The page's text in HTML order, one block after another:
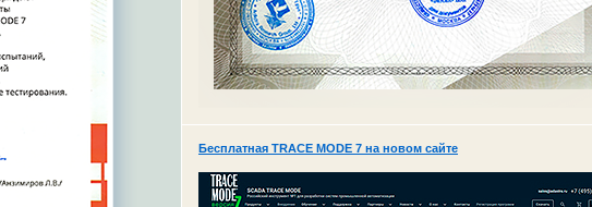
Бесплатная TRACE MODE 7 на новом сайте